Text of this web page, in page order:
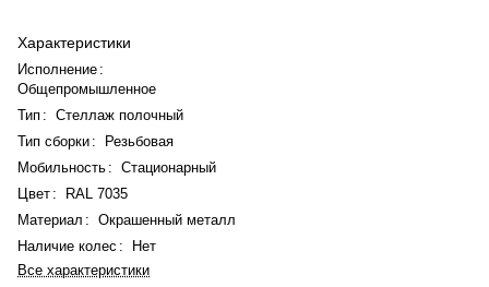
Характеристики
Исполнение :
Общепромышленное
Тип : Стеллаж полочный
Тип сборки:
Резьбовая
Мобильность : Стационарный
Цвет :
RAL 7035
Материал : Окрашенный металл
Наличие колес :
Нет
Все характеристики